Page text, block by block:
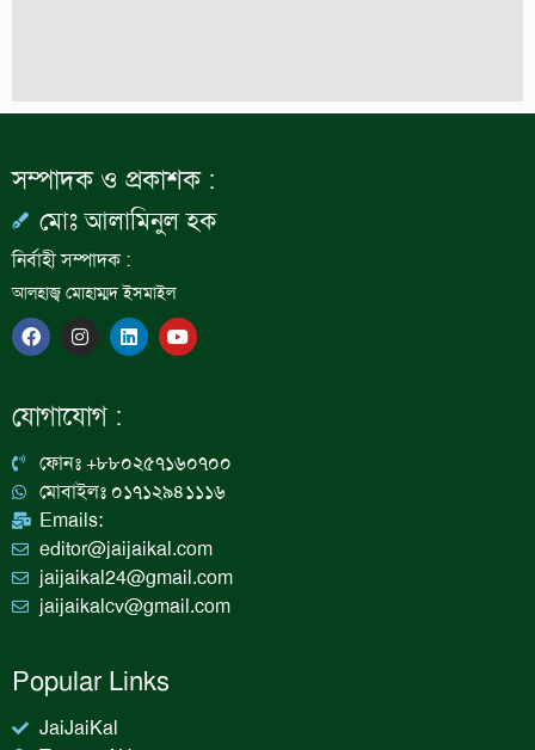
সম্পাদক ও প্রকাশক :
মোঃ আলামিনুল হক
নির্বাহী সম্পাদক :
আলহাজ্ব মোহাম্মদ ইসমাইল
F
a
c
b
o
I
n
s
a
g
a
m
L
i
n
n
Y
o
u
যোগাযোগ :
ফোনঃ +৮৮০২৫৭১৬০৭০০
মোবাইলঃ ০১৭১২৯৪১১১৬
Emails:
editor@jaijaikal.com
jaijaikal24@gmail.com
jaijaikalcv@gmail.com
Popular Links
JaiJaiKal